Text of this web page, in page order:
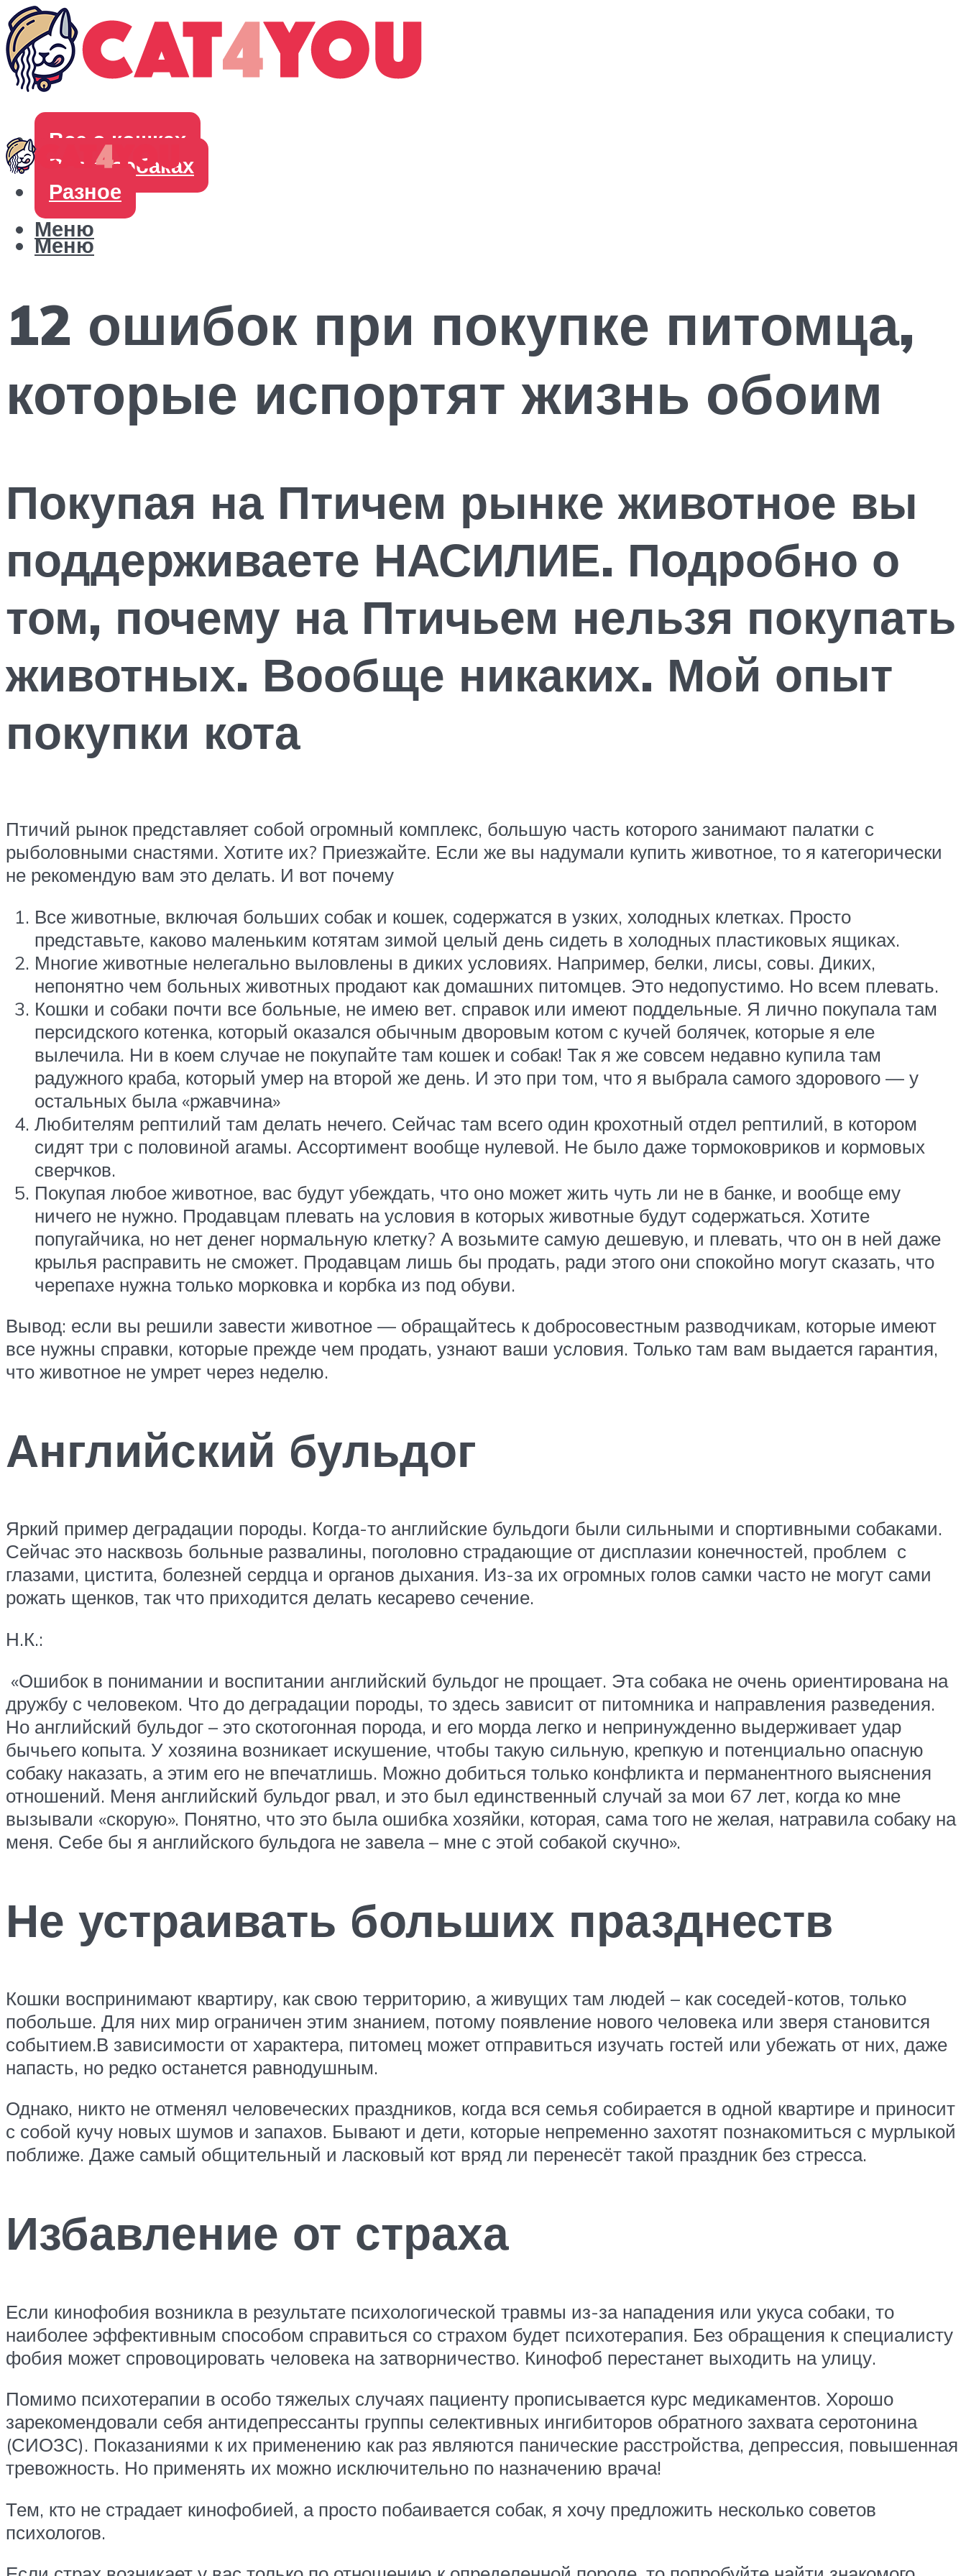
Все о кошках
Все о собаках
Разное
Меню
Меню
12 ошибок при покупке питомца,
которые испортят жизнь обоим
Покупая на Птичем рынке животное вы
поддерживаете НАСИЛИЕ. Подробно о
том, почему на Птичьем нельзя покупать
животных. Вообще никаких. Мой опыт
покупки кота
Птичий рынок представляет собой огромный комплекс, большую часть которого занимают палатки с
рыболовными снастями. Хотите их? Приезжайте. Если же вы надумали купить животное, то я категорически
не рекомендую вам это делать. И вот почему
Все животные, включая больших собак и кошек, содержатся в узких, холодных клетках. Просто
представьте, каково маленьким котятам зимой целый день сидеть в холодных пластиковых ящиках.
Многие животные нелегально выловлены в диких условиях. Например, белки, лисы, совы. Диких,
непонятно чем больных животных продают как домашних питомцев. Это недопустимо. Но всем плевать.
Кошки и собаки почти все больные, не имею вет. справок или имеют поддельные. Я лично покупала там
персидского котенка, который оказался обычным дворовым котом с кучей болячек, которые я еле
вылечила. Ни в коем случае не покупайте там кошек и собак! Так я же совсем недавно купила там
радужного краба, который умер на второй же день. И это при том, что я выбрала самого здорового — у
остальных была «ржавчина»
Любителям рептилий там делать нечего. Сейчас там всего один крохотный отдел рептилий, в котором
сидят три с половиной агамы. Ассортимент вообще нулевой. Не было даже тормоковриков и кормовых
сверчков.
Покупая любое животное, вас будут убеждать, что оно может жить чуть ли не в банке, и вообще ему
ничего не нужно. Продавцам плевать на условия в которых животные будут содержаться. Хотите
попугайчика, но нет денег нормальную клетку? А возьмите самую дешевую, и плевать, что он в ней даже
крылья расправить не сможет. Продавцам лишь бы продать, ради этого они спокойно могут сказать, что
черепахе нужна только морковка и корбка из под обуви.
Вывод: если вы решили завести животное — обращайтесь к добросовестным разводчикам, которые имеют
все нужны справки, которые прежде чем продать, узнают ваши условия. Только там вам выдается гарантия,
что животное не умрет через неделю.
Английский бульдог
Яркий пример деградации породы. Когда-то английские бульдоги были сильными и спортивными собаками.
Сейчас это насквозь больные развалины, поголовно страдающие от дисплазии конечностей, проблем с
глазами, цистита, болезней сердца и органов дыхания. Из-за их огромных голов самки часто не могут сами
рожать щенков, так что приходится делать кесарево сечение.
Н.К.:
«Ошибок в понимании и воспитании английский бульдог не прощает. Эта собака не очень ориентирована на
дружбу с человеком. Что до деградации породы, то здесь зависит от питомника и направления разведения.
Но английский бульдог – это скотогонная порода, и его морда легко и непринужденно выдерживает удар
бычьего копыта. У хозяина возникает искушение, чтобы такую сильную, крепкую и потенциально опасную
собаку наказать, а этим его не впечатлишь. Можно добиться только конфликта и перманентного выяснения
отношений. Меня английский бульдог рвал, и это был единственный случай за мои 67 лет, когда ко мне
вызывали «скорую». Понятно, что это была ошибка хозяйки, которая, сама того не желая, натравила собаку на
меня. Себе бы я английского бульдога не завела – мне с этой собакой скучно».
Не устраивать больших празднеств
Кошки воспринимают квартиру, как свою территорию, а живущих там людей – как соседей-котов, только
побольше. Для них мир ограничен этим знанием, потому появление нового человека или зверя становится
событием.В зависимости от характера, питомец может отправиться изучать гостей или убежать от них, даже
напасть, но редко останется равнодушным.
Однако, никто не отменял человеческих праздников, когда вся семья собирается в одной квартире и приносит
с собой кучу новых шумов и запахов. Бывают и дети, которые непременно захотят познакомиться с мурлыкой
поближе. Даже самый общительный и ласковый кот вряд ли перенесёт такой праздник без стресса.
Избавление от страха
Если кинофобия возникла в результате психологической травмы из-за нападения или укуса собаки, то
наиболее эффективным способом справиться со страхом будет психотерапия. Без обращения к специалисту
фобия может спровоцировать человека на затворничество. Кинофоб перестанет выходить на улицу.
Помимо психотерапии в особо тяжелых случаях пациенту прописывается курс медикаментов. Хорошо
зарекомендовали себя антидепрессанты группы селективных ингибиторов обратного захвата серотонина
(СИОЗС). Показаниями к их применению как раз являются панические расстройства, депрессия, повышенная
тревожность. Но применять их можно исключительно по назначению врача!
Тем, кто не страдает кинофобией, а просто побаивается собак, я хочу предложить несколько советов
психологов.